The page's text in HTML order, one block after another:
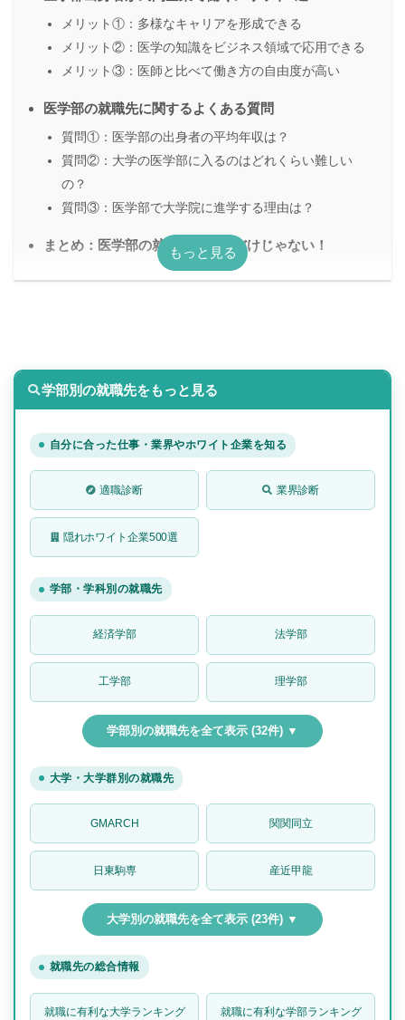
メリット①：多様なキャリアを形成できる
メリット②：医学の知識をビジネス領域で応用できる
メリット③：医師と比べて働き方の自由度が高い
医学部の就職先に関するよくある質問
質問①：医学部の出身者の平均年収は？
質問②：大学の医学部に入るのはどれくらい難しい
の？
質問③：医学部で大学院に進学する理由は？
まとめ：医学部の就職先は病院だけじゃない！
学部別の就職先をもっと見る
自分に合った仕事・業界やホワイト企業を知る
適職診断 業界診断
隠れホワイト企業500選
学部・学科別の就職先
経済学部 法学部
工学部 理学部
学部別の就職先を全て表示 (32件) ▼
大学・大学群別の就職先
GMARCH 関関同立
日東駒専 産近甲龍
大学別の就職先を全て表示 (23件) ▼
就職先の総合情報
就職に有利な大学ランキング 就職に有利な学部ランキング